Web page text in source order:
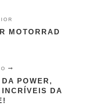
MOTORRAD
POWER,
DA